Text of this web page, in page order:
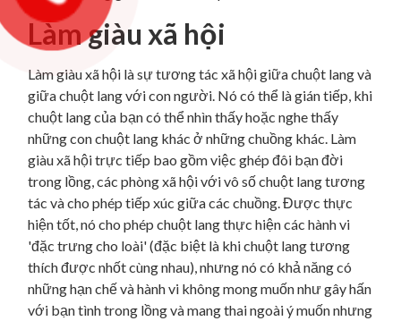
Làm giàu xã hội
Làm giàu xã hội là sự tương tác xã hội giữa chuột lang và
giữa chuột lang với con người. Nó có thể là gián tiếp, khi
chuột lang của bạn có thể nhìn thấy hoặc nghe thấy
những con chuột lang khác ở những chuồng khác. Làm
giàu xã hội trực tiếp bao gồm việc ghép đôi bạn đời
trong lồng, các phòng xã hội với vô số chuột lang tương
tác và cho phép tiếp xúc giữa các chuồng. Được thực
hiện tốt, nó cho phép chuột lang thực hiện các hành vi
'đặc trưng cho loài' (đặc biệt là khi chuột lang tương
thích được nhốt cùng nhau), nhưng nó có khả năng có
những hạn chế và hành vi không mong muốn như gây hấn
với bạn tình trong lồng và mang thai ngoài ý muốn nhưng